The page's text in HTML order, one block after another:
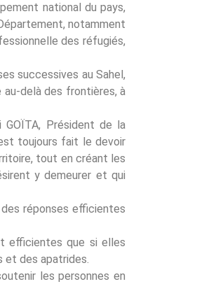
national du pays,
notamment
des réfugiés,
successives au Sahel,
au-delà des frontières, à
GOÏTA, Président de la
toujours fait le devoir
tout en créant les
y demeurer et qui
des réponses efficientes
efficientes que si elles
et des apatrides.
les personnes en